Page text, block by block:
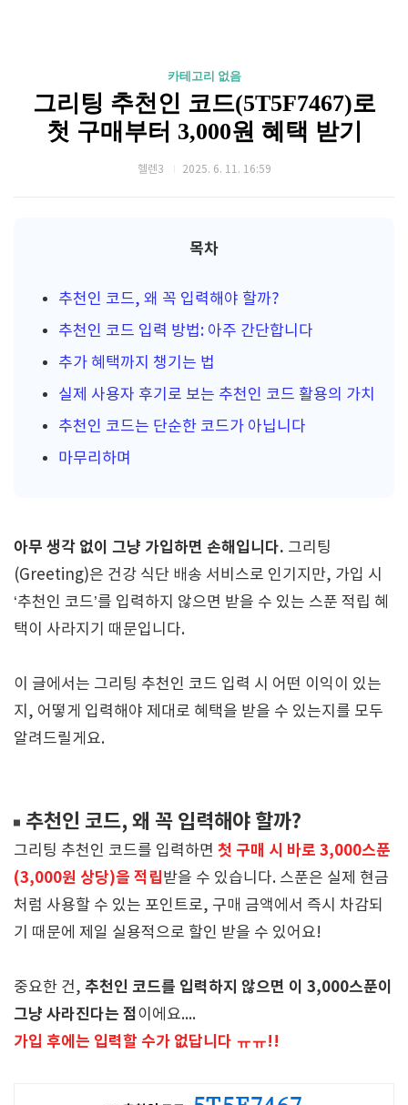
카테고리 없음
그리팅 추천인 코드(5T5F7467)로
첫 구매부터 3,000원 혜택 받기
헬렌3 2025. 6. 11. 16:59
목차
추천인 코드, 왜 꼭 입력해야 할까?
추천인 코드 입력 방법: 아주 간단합니다
추가 혜택까지 챙기는 법
실제 사용자 후기로 보는 추천인 코드 활용의 가치
추천인 코드는 단순한 코드가 아닙니다
마무리하며
아무 생각 없이 그냥 가입하면 손해입니다. 그리팅
(Greeting)은 건강 식단 배송 서비스로 인기지만, 가입 시
‘추천인 코드’를 입력하지 않으면 받을 수 있는 스푼 적립 혜
택이 사라지기 때문입니다.
이 글에서는 그리팅 추천인 코드 입력 시 어떤 이익이 있는
지, 어떻게 입력해야 제대로 혜택을 받을 수 있는지를 모두
알려드릴게요.
추천인 코드, 왜 꼭 입력해야 할까?
그리팅 추천인 코드를 입력하면 첫 구매 시 바로 3,000스푼
(3,000원 상당)을 적립받을 수 있습니다. 스푼은 실제 현금
처럼 사용할 수 있는 포인트로, 구매 금액에서 즉시 차감되
기 때문에 제일 실용적으로 할인 받을 수 있어요!
중요한 건, 추천인 코드를 입력하지 않으면 이 3,000스푼이
그냥 사라진다는 점 이에요....
가입 후에는 입력할 수가 없답니다 ㅠㅠ!!